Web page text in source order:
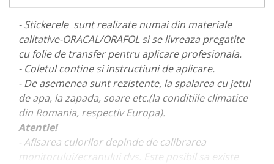
PARASOLARE
PAUL WALKER STICKER
PENTRU FETE
PRODUSE IN TRENDING
SETURI STICKERE
STICKERE CAPAC REZERVOR
STICKERE CRĂCIUN
STICKERE CU ANIMALE
- Stickerele sunt realizate numai din materiale
calitative-ORACAL/ORAFOL si se livreaza pregatite
cu folie de transfer pentru aplicare profesionala.
- Coletul contine si instructiuni de aplicare.
- De asemenea sunt rezistente, la spalarea cu jetul
de apa, la zapada, soare etc.(la conditiile climatice
din Romania, respectiv Europa).
Atentie!
- Afisarea culorilor depinde de calibrarea
monitorului/ecranului dvs. Este posibil sa existe